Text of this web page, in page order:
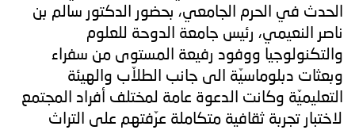
الحدث في الحرم الجامعي، بحضور الدكتور سالم بن
ناصر النعيمي، رئيس جامعة الدوحة للعلوم
والتكنولوجيا ووفود رفيعة المستوى من سفراء
وبعثات دبلوماسيّة الى جانب الطلاّب والهيئة
التعليميّة وكانت الدعوة عامة لمختلف أفراد المجتمع
لاختبار تجربة ثقافية متكاملة عرّفتهم على التراث